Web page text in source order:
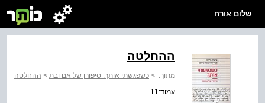
שלום אורח
ההחלטה
מתוך: > כשפגשתי אותךְ: סיפורן של אם ובת > ההחלטה
עמוד:11